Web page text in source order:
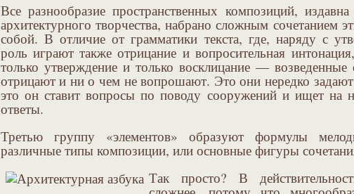
Все разнообразие пространственных композиций,
архитектурного творчества, набрано сложным сочетанием
собой. В отличие от грамматики текста, где, наряду с
роль играют также отрицание и вопросительная
только утверждение и только восклицание —
отрицают и ни о чем не вопрошают. Это они нередко задают
это он ставит вопросы по поводу сооружений и ищет на
ответы.
Третью группу «элементов» образуют формулы
различные типы композиции, или основные фигуры
Так просто? В